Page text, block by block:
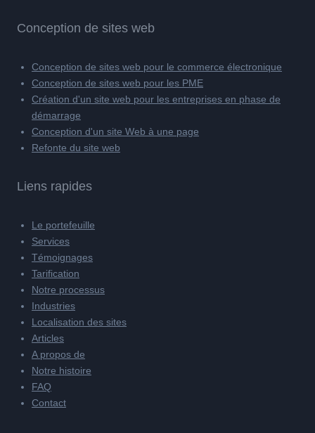
Conception de sites web
Conception de sites web pour le commerce électronique
Conception de sites web pour les PME
Création d'un site web pour les entreprises en phase de
démarrage
Conception d'un site Web à une page
Refonte du site web
Liens rapides
Le portefeuille
Services
Témoignages
Tarification
Notre processus
Industries
Localisation des sites
Articles
A propos de
Notre histoire
FAQ
Contact